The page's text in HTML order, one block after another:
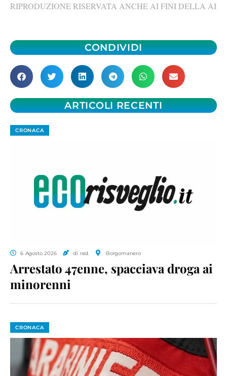
RIPRODUZIONE RISERVATA ANCHE AI FINI DELLA AI
CONDIVIDI
ARTICOLI RECENTI
CRONACA
6 Agosto 2026 di red. Borgomanero
Arrestato 47enne, spacciava droga ai
minorenni
CRONACA